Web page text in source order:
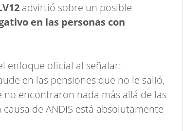
advirtió sobre un posible
en las personas con
enfoque oficial al señalar:
en las pensiones que no le salió,
encontraron nada más allá de las
de ANDIS está absolutamente